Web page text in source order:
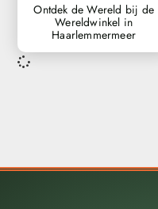
Ontdek de Wereld bij de
Wereldwinkel in
Haarlemmermeer